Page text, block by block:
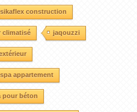
sikaflex construction
climatisé jaqouzzi
spa appartement
pour béton